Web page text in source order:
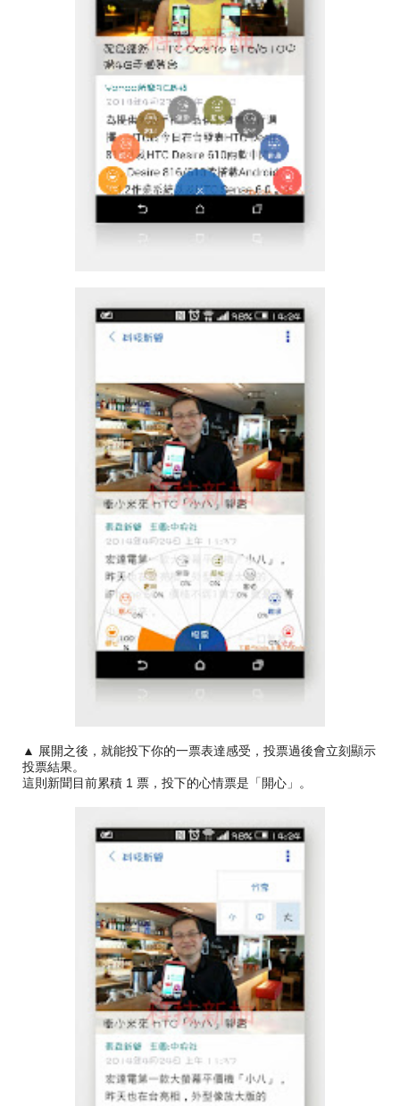
▲ 展開之後，就能投下你的一票表達感受，投票過後會立刻顯示
投票結果。
這則新聞目前累積 1 票，投下的心情票是「開心」。